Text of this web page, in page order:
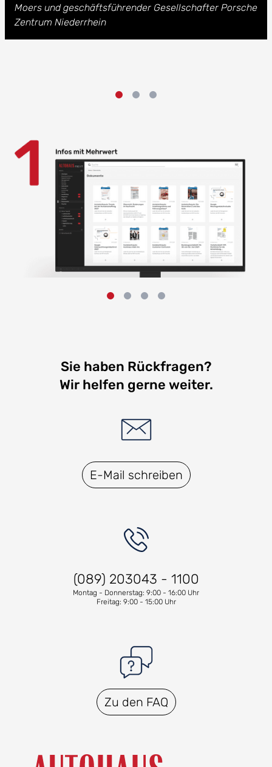
Moers und geschäftsführender Gesellschafter Porsche
Zentrum Niederrhein
Sie haben Rückfragen?
Wir helfen gerne weiter.
E-Mail schreiben
(089) 203043 - 1100
Montag - Donnerstag: 9:00 - 16:00 Uhr
Freitag: 9:00 - 15:00 Uhr
Zu den FAQ